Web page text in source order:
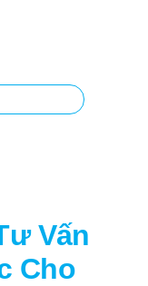
Vấn
Cho